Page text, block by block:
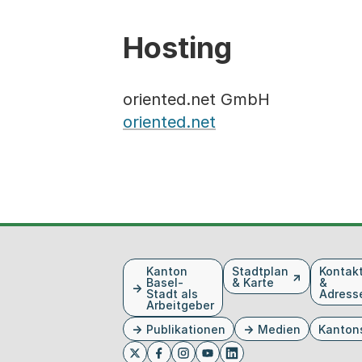
Hosting
oriented.net GmbH
oriented.net
Kanton
Basel-
Stadt als
Arbeitgeber
Stadtplan
& Karte
&
Publikationen Medien
Twitter Externer Link, wird in einem
FacebookExterner Link, wird in
InstagramExterner Link, wird in
YoutubeExterner Link, wird
Linkedin